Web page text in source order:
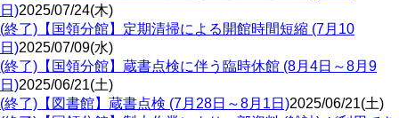
日)2025/07/24(木)
(終了)【国領分館】定期清掃による開館時間短縮 (7月10
日)2025/07/09(水)
(終了)【国領分館】蔵書点検に伴う臨時休館 (8月4日～8月9
日)2025/06/21(土)
(終了)【図書館】蔵書点検 (7月28日～8月1日)2025/06/21(土)